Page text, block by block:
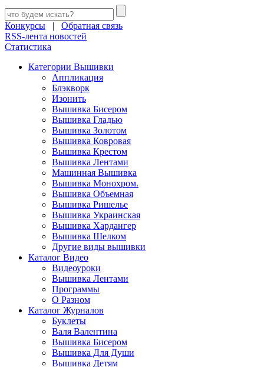
Конкурсы | Обратная связь
RSS-лента новостей
Статистика
Категории Вышивки
Аппликация
Блэкворк
Изонить
Вышивка Бисером
Вышивка Гладью
Вышивка Золотом
Вышивка Ковровая
Вышивка Крестом
Вышивка Лентами
Машинная Вышивка
Вышивка Монохром.
Вышивка Объемная
Вышивка Ришелье
Вышивка Украинская
Вышивка Хардангер
Вышивка Шелком
Другие виды вышивки
Каталог Видео
Видеоуроки
Вышивка Лентами
Программы
О Разном
Каталог Журналов
Буклеты
Валя Валентина
Вышивка Бисером
Вышивка Для Души
Вышивка Детям